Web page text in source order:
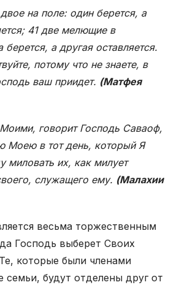
на поле: один берется, а
41 две мелющие в
а другая оставляется.
потому что не знаете, в
ваш приидет. (Матфея
говорит Господь Саваоф,
Моею в тот день, который Я
миловать их, как милует
служащего ему. (Малахии
весьма торжественным
Господь выберет Своих
которые были членами
будут отделены друг от